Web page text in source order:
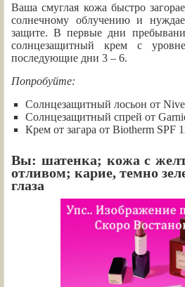
Ваша смуглая кожа быстро
солнечному облучению и
защите. В первые дни
солнцезащитный крем с
последующие дни 3 – 6.
Попробуйте:
Солнцезащитный лосьон от
Солнцезащитный спрей от
Крем от загара от Biotherm SPF
Вы: шатенка; кожа с
отливом; карие, темно
глаза